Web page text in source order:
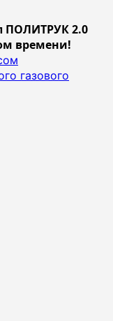
ПОЛИТРУК 2.0
времени!
газового